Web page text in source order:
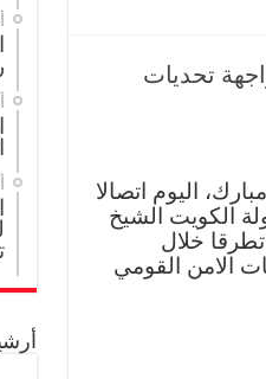
تحديات
اليوم اتصالا
الكويت الشيخ
خلال
الامن القومي